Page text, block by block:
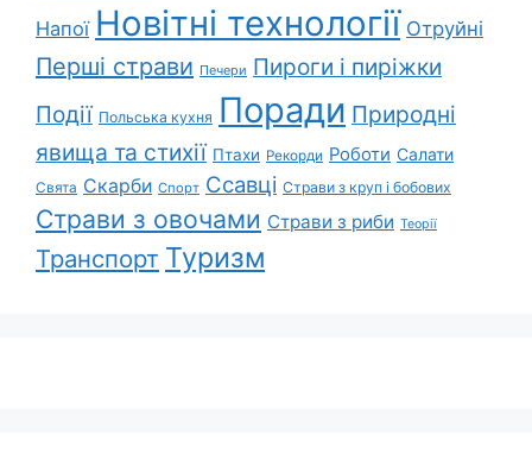
Напої Новітні технології Отруйні
Перші страви Печери Пироги і пиріжки
Події Польська кухня Поради Природні
явища та стихії Птахи Рекорди Роботи Салати
Свята Скарби Спорт Ссавці Страви з круп і бобових
Страви з овочами Страви з риби Теорії
Транспорт Туризм